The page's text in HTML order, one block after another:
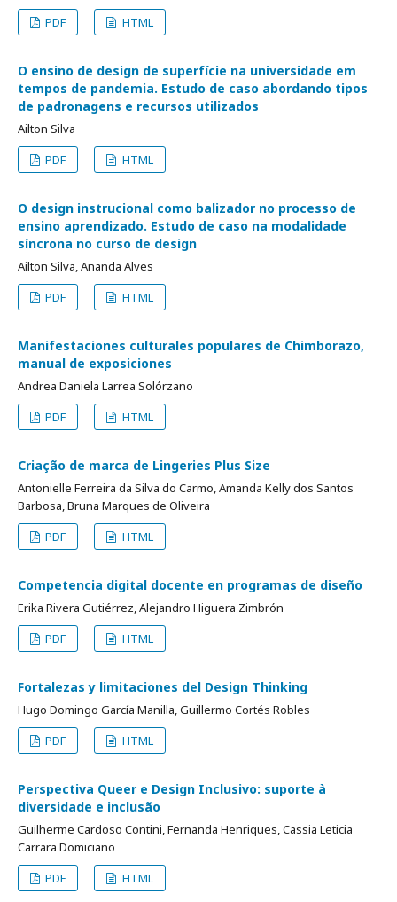
PDF
HTML
O ensino de design de superfície na universidade em
tempos de pandemia. Estudo de caso abordando tipos
de padronagens e recursos utilizados
Ailton Silva
PDF
HTML
O design instrucional como balizador no processo de
ensino aprendizado. Estudo de caso na modalidade
síncrona no curso de design
Ailton Silva, Ananda Alves
PDF
HTML
Manifestaciones culturales populares de Chimborazo,
manual de exposiciones
Andrea Daniela Larrea Solórzano
PDF
HTML
Criação de marca de Lingeries Plus Size
Antonielle Ferreira da Silva do Carmo, Amanda Kelly dos Santos
Barbosa, Bruna Marques de Oliveira
PDF
HTML
Competencia digital docente en programas de diseño
Erika Rivera Gutiérrez, Alejandro Higuera Zimbrón
PDF
HTML
Fortalezas y limitaciones del Design Thinking
Hugo Domingo García Manilla, Guillermo Cortés Robles
PDF
HTML
Perspectiva Queer e Design Inclusivo: suporte à
diversidade e inclusão
Guilherme Cardoso Contini, Fernanda Henriques, Cassia Leticia
Carrara Domiciano
PDF
HTML